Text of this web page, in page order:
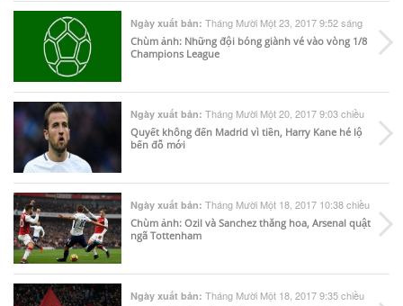
Ngày xuất bản: Tháng Mười Một 23, 2017 9:52 sáng
Chùm ảnh: Những đội bóng giành vé vào vòng 1/8
Champions League
Ngày xuất bản: Tháng Mười Một 20, 2017 9:03 chiều
Quyết không đến Madrid vì tiền, Harry Kane hé lộ
bến đỗ mới
Ngày xuất bản: Tháng Mười Một 18, 2017 10:38 chiều
Chùm ảnh: Ozil và Sanchez thăng hoa, Arsenal quật
ngã Tottenham
Ngày xuất bản: Tháng Mười Một 18, 2017 9:35 chiều